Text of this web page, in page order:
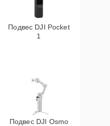
Подвес DJI Pocket
1
Подвес DJI Osmo